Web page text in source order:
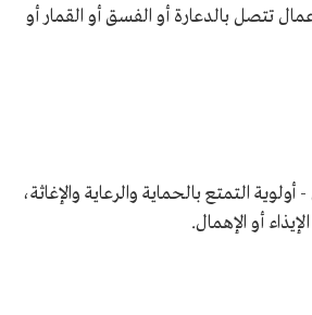
تتصل بالدعارة أو الفسق أو القمار أو
التمتع بالحماية والرعاية والإغاثة،
أو الإهمال.